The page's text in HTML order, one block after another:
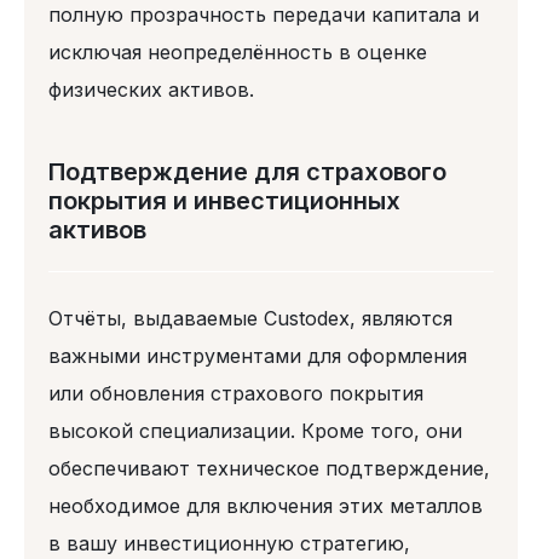
полную прозрачность передачи капитала и
исключая неопределённость в оценке
физических активов.
Подтверждение для страхового
покрытия и инвестиционных
активов
Отчёты, выдаваемые Custodex, являются
важными инструментами для оформления
или обновления страхового покрытия
высокой специализации. Кроме того, они
обеспечивают техническое подтверждение,
необходимое для включения этих металлов
в вашу инвестиционную стратегию,